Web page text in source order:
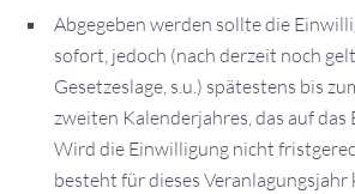
Abgegeben werden sollte die
sofort, jedoch (nach derzeit noch
Gesetzeslage, s.u.) spätestens bis
zweiten Kalenderjahres, das auf
Wird die Einwilligung nicht
besteht für dieses Veranlagungsjahr